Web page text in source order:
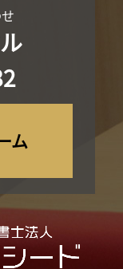
内に周知徹底させて
ム